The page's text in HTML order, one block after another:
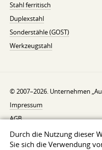
Durch die Nutzung dieser
Sie sich die Verwendung
Stahl ferritisch
Duplexstahl
Sonderstähle (GOST)
Werkzeugstahl
© 2007–2026. Unternehmen
Impressum
AGB
Widerrufsbelehrung
Datenschutzerklärung